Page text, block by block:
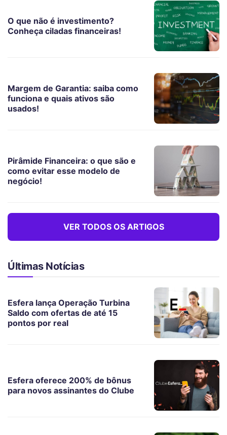
O que não é investimento?
Conheça ciladas financeiras!
Margem de Garantia: saiba como
funciona e quais ativos são
usados!
Pirâmide Financeira: o que são e
como evitar esse modelo de
negócio!
VER TODOS OS ARTIGOS
Últimas Notícias
Esfera lança Operação Turbina
Saldo com ofertas de até 15
pontos por real
Esfera oferece 200% de bônus
para novos assinantes do Clube